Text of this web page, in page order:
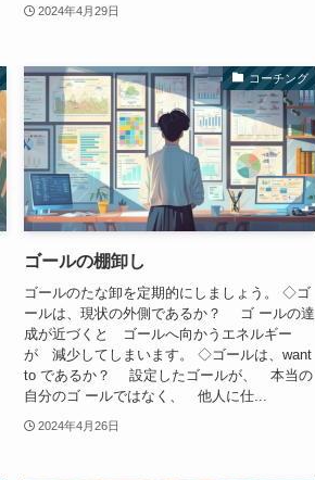
2024年4月29日
コーチング
ゴールの棚卸し
ゴールのたな卸を定期的にしましょう。 ◇ゴ
ールは、現状の外側であるか？ ゴ ールの達
成が近づくと ゴールへ向かうエネルギー
が 減少してしまいます。 ◇ゴールは、want
to であるか？ 設定したゴールが、 本当の
自分のゴ ールではなく、 他人に仕...
2024年4月26日